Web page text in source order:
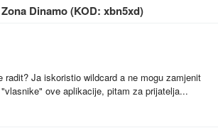
Dinamo (KOD: xbn5xd)
radit? Ja iskoristio wildcard a ne mogu zamjenit
ove aplikacije, pitam za prijatelja...